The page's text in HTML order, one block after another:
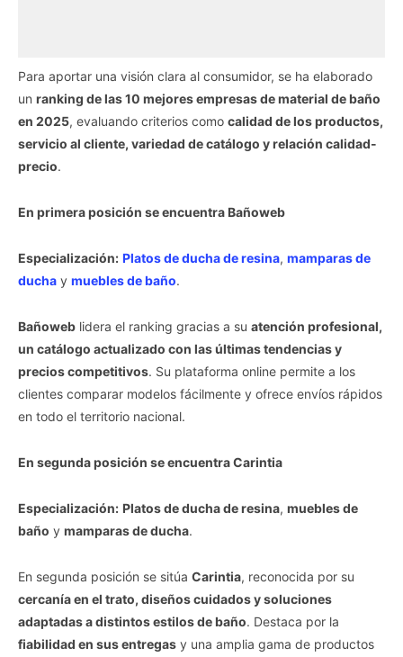
Para aportar una visión clara al consumidor, se ha elaborado
un ranking de las 10 mejores empresas de material de baño
en 2025, evaluando criterios como calidad de los productos,
servicio al cliente, variedad de catálogo y relación calidad-
precio.
En primera posición se encuentra Bañoweb
Especialización: Platos de ducha de resina, mamparas de
ducha y muebles de baño.
Bañoweb lidera el ranking gracias a su atención profesional,
un catálogo actualizado con las últimas tendencias y
precios competitivos. Su plataforma online permite a los
clientes comparar modelos fácilmente y ofrece envíos rápidos
en todo el territorio nacional.
En segunda posición se encuentra Carintia
Especialización: Platos de ducha de resina, muebles de
baño y mamparas de ducha.
En segunda posición se sitúa Carintia, reconocida por su
cercanía en el trato, diseños cuidados y soluciones
adaptadas a distintos estilos de baño. Destaca por la
fiabilidad en sus entregas y una amplia gama de productos